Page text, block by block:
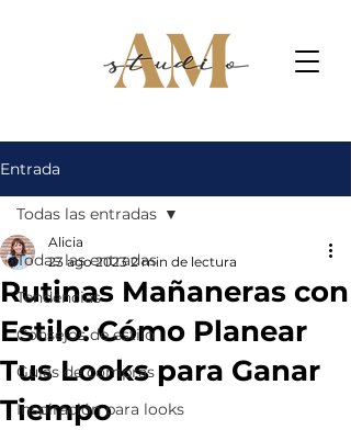
Entrada
Todas las entradas
Tendencias
Consejos de estilo
Guías de compras
Inspiración para looks
Todas las entradas
Rutinas Mañaneras con
Estilo: Cómo Planear
Tus Looks para Ganar
Tiempo
Alicia
23 ago 2023 2 min de lectura